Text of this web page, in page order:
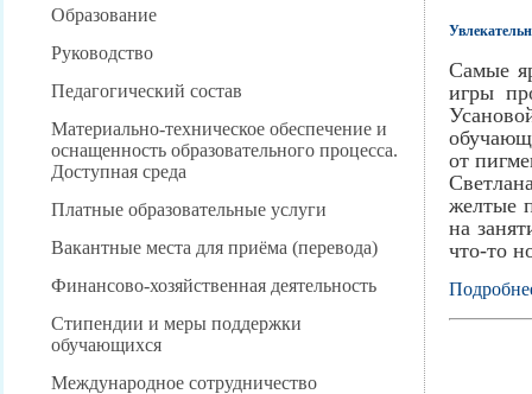
Образование
Руководство
Педагогический состав
Материально-техническое обеспечение и
оснащенность образовательного процесса.
Доступная среда
Платные образовательные услуги
Вакантные места для приёма (перевода)
Финансово-хозяйственная деятельность
Стипендии и меры поддержки
обучающихся
Международное сотрудничество
Самые
игры
от
желтые
на
что-то